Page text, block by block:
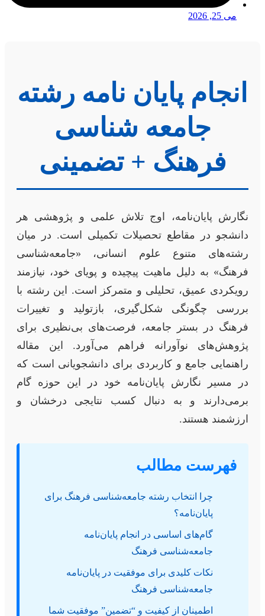
می 25, 2026
انجام پایان نامه رشته
جامعه شناسی
فرهنگ + تضمینی
نگارش پایان‌نامه، اوج تلاش علمی و پژوهشی هر
دانشجو در مقاطع تحصیلات تکمیلی است. در میان
رشته‌های متنوع علوم انسانی، «جامعه‌شناسی
فرهنگ» به دلیل ماهیت پیچیده و پویای خود، نیازمند
رویکردی عمیق، تحلیلی و متمرکز است. این رشته با
بررسی چگونگی شکل‌گیری، بازتولید و تغییرات
فرهنگ در بستر جامعه، فرصت‌های بی‌نظیری برای
پژوهش‌های نوآورانه فراهم می‌آورد. این مقاله
راهنمایی جامع و کاربردی برای دانشجویانی است که
در مسیر نگارش پایان‌نامه خود در این حوزه گام
برمی‌دارند و به دنبال کسب نتایجی درخشان و
ارزشمند هستند.
فهرست مطالب
چرا انتخاب رشته جامعه‌شناسی فرهنگ برای
پایان‌نامه؟
گام‌های اساسی در انجام پایان‌نامه
جامعه‌شناسی فرهنگ
نکات کلیدی برای موفقیت در پایان‌نامه
جامعه‌شناسی فرهنگ
اطمینان از کیفیت و “تضمین” موفقیت شما